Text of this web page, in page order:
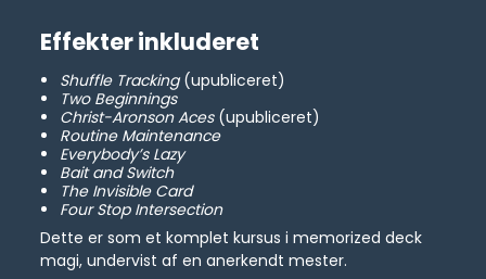
Effekter inkluderet
Shuffle Tracking(upubliceret)
Two Beginnings
Christ-Aronson Aces(upubliceret)
Routine Maintenance
Everybody’s Lazy
Bait and Switch
The Invisible Card
Four Stop Intersection
Dette er som et komplet kursus i memorized deck
magi, undervist af en anerkendt mester.